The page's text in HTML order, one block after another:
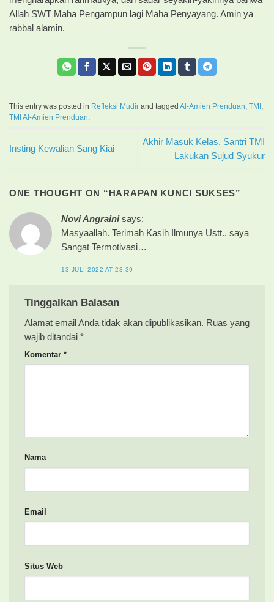
Allah SWT Maha Pengampun lagi Maha Penyayang. Amin ya
rabbal alamin.
This entry was posted in Refleksi Mudir and tagged Al-Amien Prenduan TMI
TMI Al-Amien Prenduan
Insting Kewalian Sang Kiai
Akhir Masuk Kelas, Santri TMI
Lakukan Sujud Syukur
ONE THOUGHT ON “ HARAPAN KUNCI SUKSES”
Novi Angraini says:
Masyaallah. Terimah Kasih Ilmunya Ustt.. saya
Sangat Termotivasi…
13 JULI 2022 AT 23:39
Tinggalkan Balasan
Alamat email Anda tidak akan dipublikasikan. Ruas yang
wajib ditandai *
Komentar *
Nama
Email
Situs Web